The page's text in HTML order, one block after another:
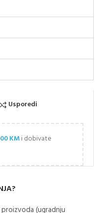
Usporedi
KMi dobivate
(ugradnju